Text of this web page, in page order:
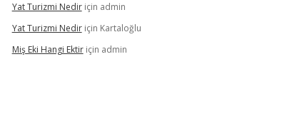
Yat Turizmi Nediriçin admin
Yat Turizmi Nediriçin Kartaloğlu
Miş Eki Hangi Ektiriçin admin